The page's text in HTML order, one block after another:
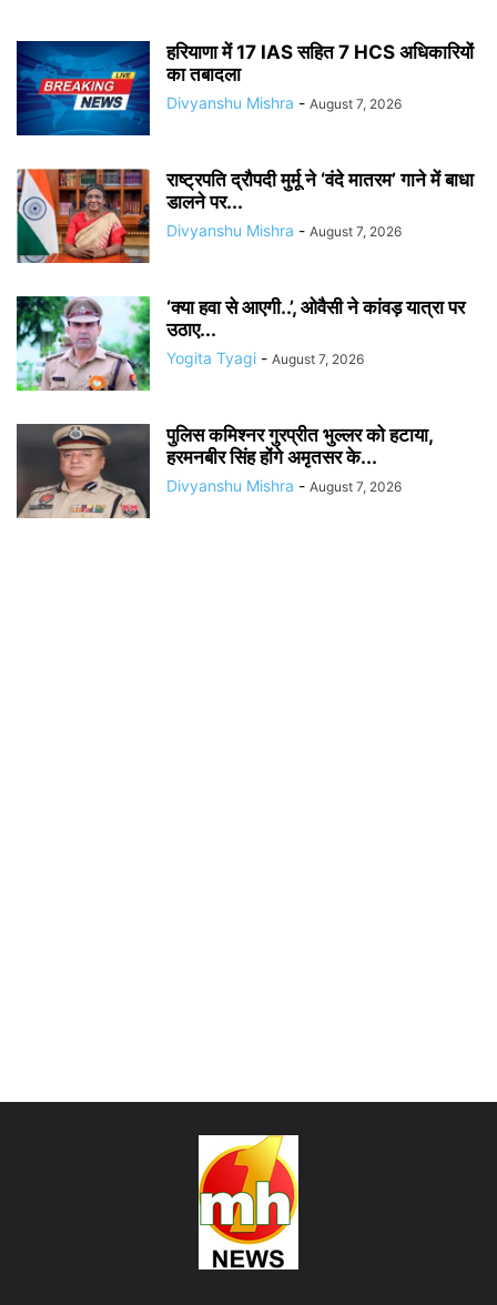
हरियाणा में 17 IAS सहित 7 HCS अधिकारियों
का तबादला
Divyanshu Mishra - August 7, 2026
राष्ट्रपति द्रौपदी मुर्मू ने ‘वंदे मातरम’ गाने में बाधा
डालने पर...
Divyanshu Mishra - August 7, 2026
‘क्या हवा से आएगी..’, ओवैसी ने कांवड़ यात्रा पर
उठाए...
Yogita Tyagi - August 7, 2026
पुलिस कमिश्नर गुरप्रीत भुल्लर को हटाया,
हरमनबीर सिंह होंगे अमृतसर के...
Divyanshu Mishra - August 7, 2026